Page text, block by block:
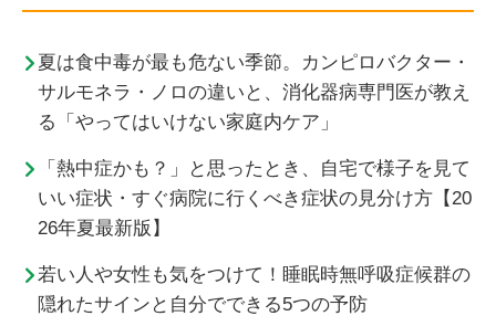
夏は食中毒が最も危ない季節。カンピロバクター・
サルモネラ・ノロの違いと、消化器病専門医が教え
る「やってはいけない家庭内ケア」
「熱中症かも？」と思ったとき、自宅で様子を見て
いい症状・すぐ病院に行くべき症状の見分け方【20
26年夏最新版】
若い人や女性も気をつけて！睡眠時無呼吸症候群の
隠れたサインと自分でできる5つの予防